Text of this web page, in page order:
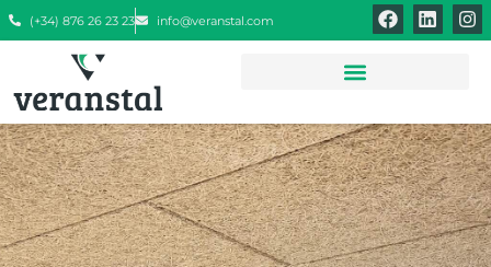
(+34) 876 26 23 23 info@veranstal.com